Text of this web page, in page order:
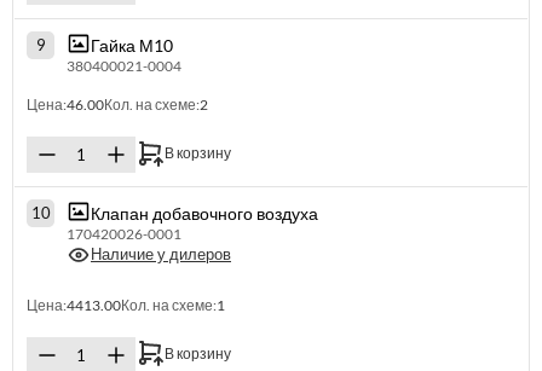
9 Гайка М10
380400021-0004
Цена:46.00Кол. на схеме:2
В корзину
10 Клапан добавочного воздуха
170420026-0001
Наличие у дилеров
Цена:4413.00Кол. на схеме:1
В корзину